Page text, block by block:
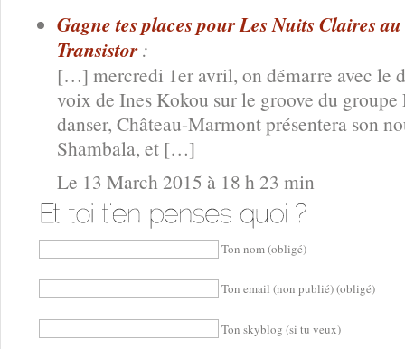
Gagne tes places pour Les Nuits Claires
Transistor :
[…] mercredi 1er avril, on démarre avec le
voix de Ines Kokou sur le groove du
danser, Château-Marmont présentera son
Shambala, et […]
Le 13 March 2015 à 18 h 23 min
Ton nom (obligé)
Ton email (non publié) (obligé)
Ton skyblog (si tu veux)